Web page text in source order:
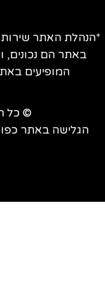
האתר שירות
באתר הם נכונים,
המופיעים
© כל
הגלישה באתר